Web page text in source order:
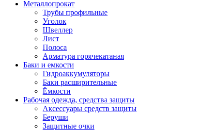
Металлопрокат
Трубы профильные
Уголок
Швеллер
Лист
Полоса
Арматура горячекатаная
Баки и емкости
Гидроаккумуляторы
Баки расширительные
Ёмкости
Рабочая одежда, средства защиты
Аксессуары средств защиты
Беруши
Защитные очки